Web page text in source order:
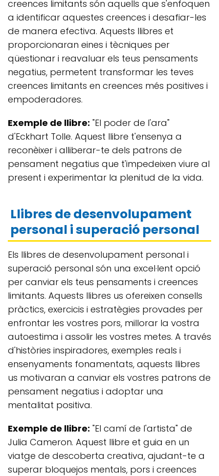
creences limitants són aquells que s'enfoquen
a identificar aquestes creences i desafiar-les
de manera efectiva. Aquests llibres et
proporcionaran eines i tècniques per
qüestionar i reavaluar els teus pensaments
negatius, permetent transformar les teves
creences limitants en creences més positives i
empoderadores.
Exemple de llibre: "El poder de l'ara"
d'Eckhart Tolle. Aquest llibre t'ensenya a
reconèixer i alliberar-te dels patrons de
pensament negatius que t'impedeixen viure al
present i experimentar la plenitud de la vida.
Llibres de desenvolupament
personal i superació personal
Els llibres de desenvolupament personal i
superació personal són una excel·lent opció
per canviar els teus pensaments i creences
limitants. Aquests llibres us ofereixen consells
pràctics, exercicis i estratègies provades per
enfrontar les vostres pors, millorar la vostra
autoestima i assolir les vostres metes. A través
d'històries inspiradores, exemples reals i
ensenyaments fonamentats, aquests llibres
us motivaran a canviar els vostres patrons de
pensament negatius i adoptar una
mentalitat positiva.
Exemple de llibre: "El camí de l'artista" de
Julia Cameron. Aquest llibre et guia en un
viatge de descoberta creativa, ajudant-te a
superar bloquejos mentals, pors i creences